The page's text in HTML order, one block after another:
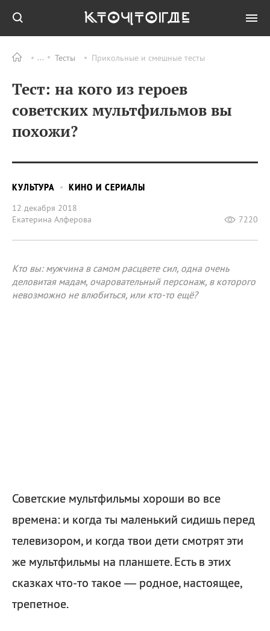
Тесты Прикольные и смешные тесты
Тест: на кого из героев
советских мультфильмов вы
похожи?
КУЛЬТУРА
КИНО И СЕРИАЛЫ
12 декабря 2018
Екатерина Алферова
7220
Кто вы: мужчина в самом расцвете сил, одна очень
деловитая мадам, очаровательный персонаж, в которого
невозможно не влюбиться, или кто-то ещё?
Советские мультфильмы хороши во все
времена: и когда ты маленький сидишь перед
телевизором, и когда твои дети смотрят эти
же мультфильмы на планшете. Есть в этих
сказках что-то такое — родное, настоящее,
трепетное.